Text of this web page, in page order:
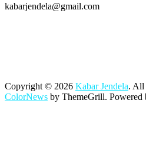
kabarjendela@gmail.com
Copyright © 2026 Kabar Jendela. All
ColorNews by ThemeGrill. Powered